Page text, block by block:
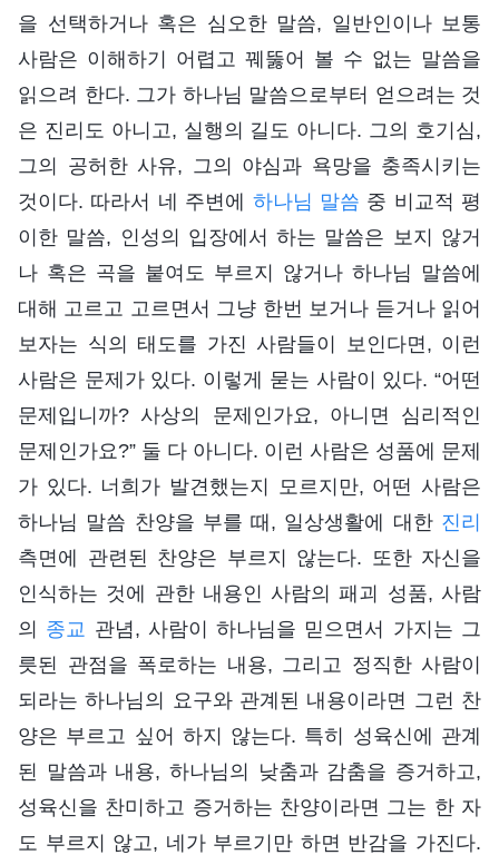
을 선택하거나 혹은 심오한 말씀, 일반인이나 보통
사람은 이해하기 어렵고 꿰뚫어 볼 수 없는 말씀을
읽으려 한다. 그가 하나님 말씀으로부터 얻으려는 것
은 진리도 아니고, 실행의 길도 아니다. 그의 호기심,
그의 공허한 사유, 그의 야심과 욕망을 충족시키는
것이다. 따라서 네 주변에 하나님 말씀 중 비교적 평
이한 말씀, 인성의 입장에서 하는 말씀은 보지 않거
나 혹은 곡을 붙여도 부르지 않거나 하나님 말씀에
대해 고르고 고르면서 그냥 한번 보거나 듣거나 읽어
보자는 식의 태도를 가진 사람들이 보인다면, 이런
사람은 문제가 있다. 이렇게 묻는 사람이 있다. “어떤
문제입니까? 사상의 문제인가요, 아니면 심리적인
문제인가요?” 둘 다 아니다. 이런 사람은 성품에 문제
가 있다. 너희가 발견했는지 모르지만, 어떤 사람은
하나님 말씀 찬양을 부를 때, 일상생활에 대한 진리
측면에 관련된 찬양은 부르지 않는다. 또한 자신을
인식하는 것에 관한 내용인 사람의 패괴 성품, 사람
의 종교 관념, 사람이 하나님을 믿으면서 가지는 그
릇된 관점을 폭로하는 내용, 그리고 정직한 사람이
되라는 하나님의 요구와 관계된 내용이라면 그런 찬
양은 부르고 싶어 하지 않는다. 특히 성육신에 관계
된 말씀과 내용, 하나님의 낮춤과 감춤을 증거하고,
성육신을 찬미하고 증거하는 찬양이라면 그는 한 자
도 부르지 않고, 네가 부르기만 하면 반감을 가진다.